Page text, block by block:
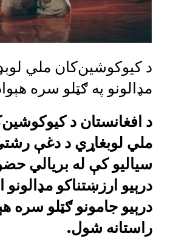
د کیوکوشین‌کان ملي
مډالونو په ګټلو سره
د افغانستان د
ملي لوبغاړي د دغې
سیالیو کې له بریالي
درېیو ارزښتناکو مډالونو
درېیو جامونو ګټلو سره
راستانه شول.